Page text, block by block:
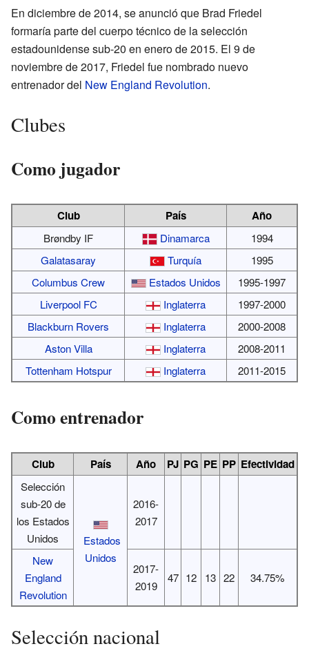
En diciembre de 2014, se anunció que Brad Friedel
formaría parte del cuerpo técnico de la selección
estadounidense sub-20 en enero de 2015. El 9 de
noviembre de 2017, Friedel fue nombrado nuevo
entrenador del New England Revolution.
Clubes
Como jugador
Club País Año
Brøndby IF Dinamarca
1994
Galatasaray
Turquía
1995
Columbus Crew
Estados Unidos
1995-1997
Liverpool FC
Inglaterra
1997-2000
Blackburn Rovers
Inglaterra
2000-2008
Aston Villa
Inglaterra
2008-2011
Tottenham Hotspur
Inglaterra 2011-2015
Como entrenador
Club País Año PJ PG PE PP Efectividad
Selección
sub-20 de
los Estados
Unidos
Estados
Unidos
2016-
2017
New
England
Revolution
2017-
2019
47 12 13 22 34.75%
Selección nacional